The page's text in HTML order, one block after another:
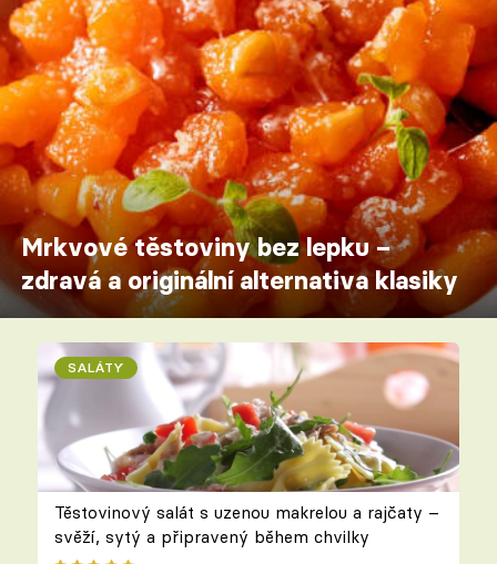
Mrkvové těstoviny bez lepku –
zdravá a originální alternativa klasiky
SALÁTY
Těstovinový salát s uzenou makrelou a rajčaty –
svěží, sytý a připravený během chvilky